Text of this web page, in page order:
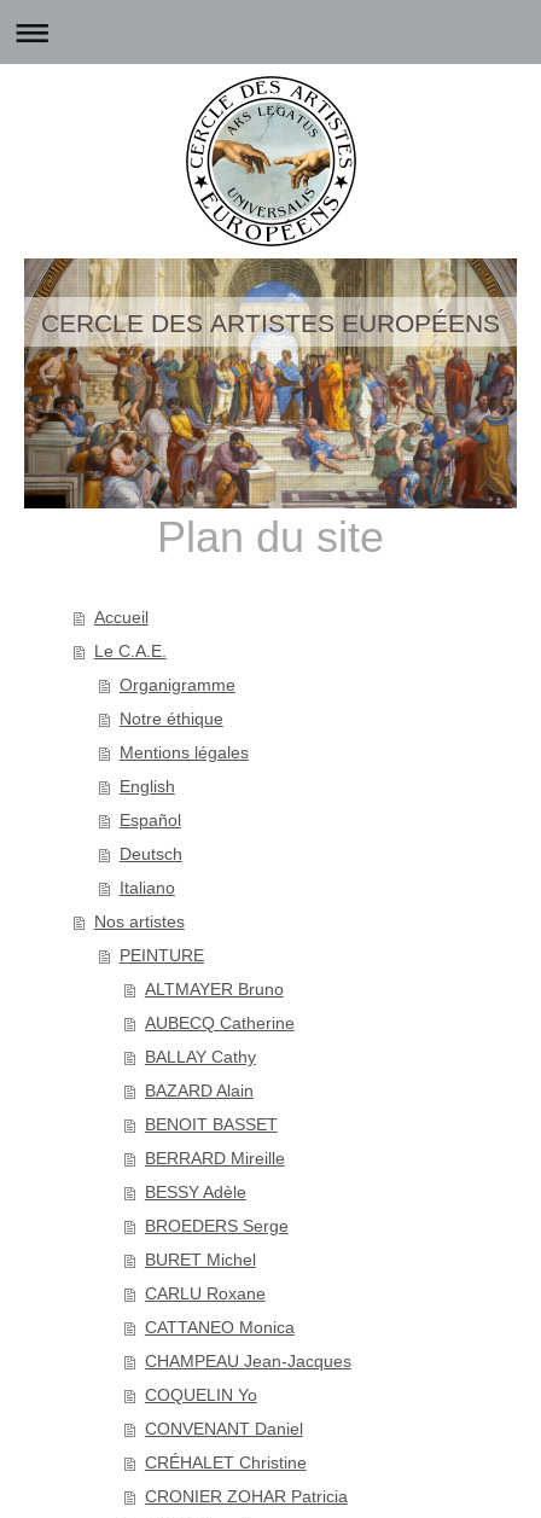
CERCLE DES ARTISTES EUROPÉENS
Plan du site
Accueil
Le C.A.E.
Organigramme
Notre éthique
Mentions légales
English
Español
Deutsch
Italiano
Nos artistes
PEINTURE
ALTMAYER Bruno
AUBECQ Catherine
BALLAY Cathy
BAZARD Alain
BENOIT BASSET
BERRARD Mireille
BESSY Adèle
BROEDERS Serge
BURET Michel
CARLU Roxane
CATTANEO Monica
CHAMPEAU Jean-Jacques
COQUELIN Yo
CONVENANT Daniel
CRÉHALET Christine
CRONIER ZOHAR Patricia